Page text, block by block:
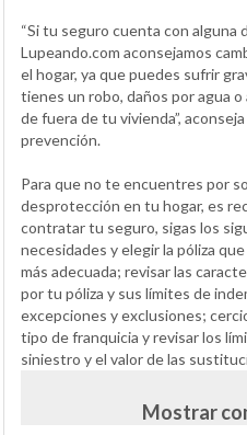
“Si tu seguro cuenta con
Lupeando.com aconsejamos
el hogar, ya que puedes sufrir
tienes un robo, daños por agua
de fuera de tu vivienda”,
prevención.
Para que no te encuentres por
desprotección en tu hogar, es
contratar tu seguro, sigas los
necesidades y elegir la póliza
más adecuada; revisar las
por tu póliza y sus límites de
excepciones y exclusiones;
tipo de franquicia y revisar los
siniestro y el valor de las
Mostrar